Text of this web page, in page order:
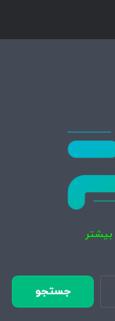
بیشتر
جستجو
برای: